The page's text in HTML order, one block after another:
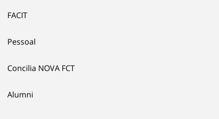
FACIT
Pessoal
Concilia NOVA FCT
Alumni